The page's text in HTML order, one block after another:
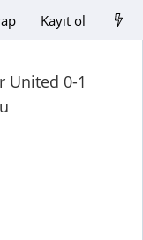
Kayıt ol
United 0-1